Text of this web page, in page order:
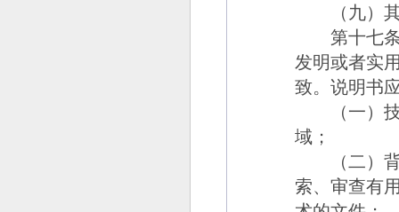
（九）其
第十七
发明或者实
致。说明书
（一）技
域；
（二）背
索、审查有